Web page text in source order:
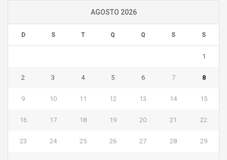
AGOSTO 2026
D S T Q Q S S
1
2 3 4 5 6 7 8
9 10 11 12 13 14 15
16 17 18 19 20 21 22
23 24 25 26 27 28 29